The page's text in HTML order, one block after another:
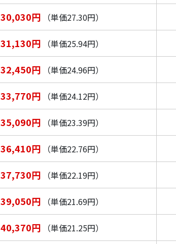
30,030円（単価27.30円）
31,130円（単価25.94円）
32,450円（単価24.96円）
33,770円（単価24.12円）
35,090円（単価23.39円）
36,410円（単価22.76円）
37,730円（単価22.19円）
39,050円（単価21.69円）
40,370円（単価21.25円）